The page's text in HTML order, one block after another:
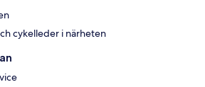
cykelleder i närheten